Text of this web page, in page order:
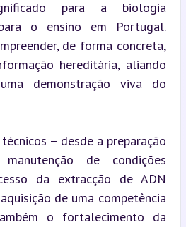
para a biologia
o ensino em Portugal.
de forma concreta,
hereditária, aliando
demonstração viva do
– desde a preparação
de condições
da extracção de ADN
de uma competência
o fortalecimento da